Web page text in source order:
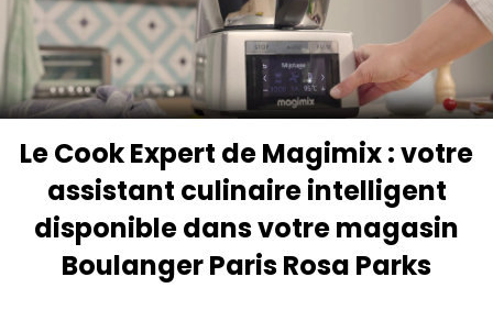
Le Cook Expert de Magimix : votre
assistant culinaire intelligent
disponible dans votre magasin
Boulanger Paris Rosa Parks